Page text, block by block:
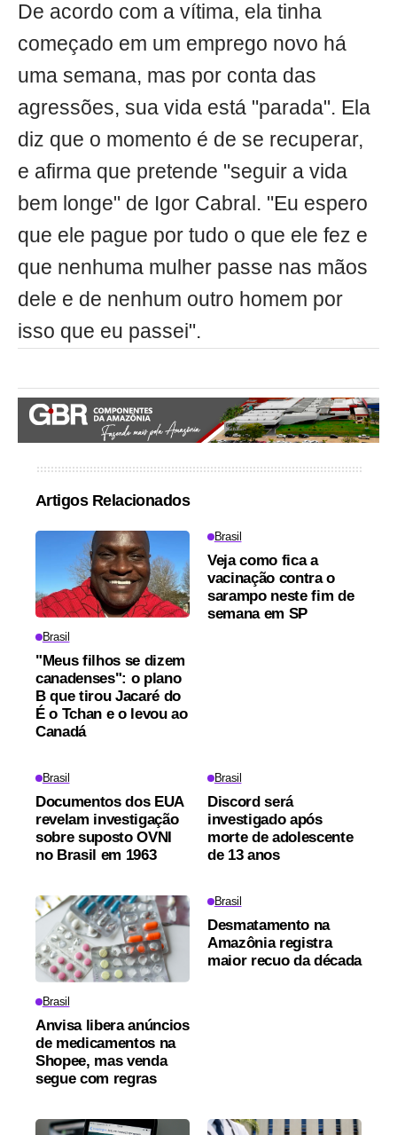
De acordo com a vítima, ela tinha
começado em um emprego novo há
uma semana, mas por conta das
agressões, sua vida está "parada". Ela
diz que o momento é de se recuperar,
e afirma que pretende "seguir a vida
bem longe" de Igor Cabral. "Eu espero
que ele pague por tudo o que ele fez e
que nenhuma mulher passe nas mãos
dele e de nenhum outro homem por
isso que eu passei".
Artigos Relacionados
Brasil
"Meus filhos se dizem
canadenses": o plano
B que tirou Jacaré do
É o Tchan e o levou ao
Canadá
Brasil
Veja como fica a
vacinação contra o
sarampo neste fim de
semana em SP
Brasil
Documentos dos EUA
revelam investigação
sobre suposto OVNI
no Brasil em 1963
Brasil
Discord será
investigado após
morte de adolescente
de 13 anos
Brasil
Anvisa libera anúncios
de medicamentos na
Shopee, mas venda
segue com regras
Brasil
Desmatamento na
Amazônia registra
maior recuo da década